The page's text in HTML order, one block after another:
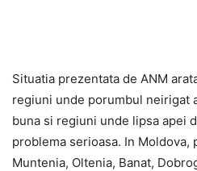
Situatia prezentata de ANM
regiuni unde porumbul neirigat
buna si regiuni unde lipsa apei
problema serioasa. In
Muntenia, Oltenia, Banat,